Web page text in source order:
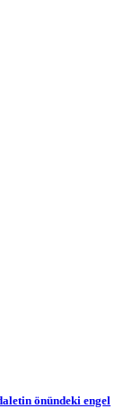
önündeki engel